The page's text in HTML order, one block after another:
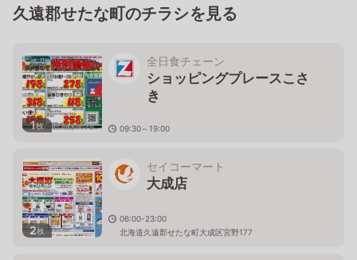
久遠郡せたな町のチラシを見る
1枚
全日食チェーン
ショッピングプレースこさ
き
09:30～19:00
2枚
セイコーマート
大成店
06:00-23:00
北海道久遠郡せたな町大成区宮野177